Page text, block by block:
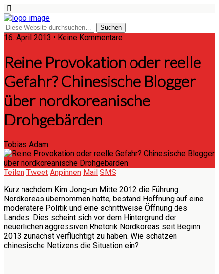
16. April 2013 • Keine Kommentare
Reine Provokation oder reelle
Gefahr? Chinesische Blogger
über nordkoreanische
Drohgebärden
Tobias Adam
Teilen Tweet Anpinnen Mail SMS
Kurz nachdem Kim Jong-un Mitte 2012 die Führung
Nordkoreas übernommen hatte, bestand Hoffnung auf eine
moderatere Politik und eine schrittweise Öffnung des
Landes. Dies scheint sich vor dem Hintergrund der
neuerlichen aggressiven Rhetorik Nordkoreas seit Beginn
2013 zunächst verflüchtigt zu haben. Wie schätzen
chinesische Netizens die Situation ein?